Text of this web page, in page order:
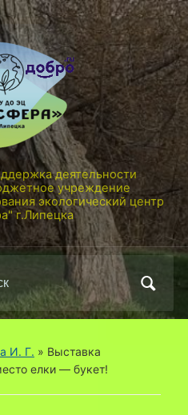
деятельности
учреждение
экологический центр
г.Липецка
И. Г. » Выставка
елки — букет!